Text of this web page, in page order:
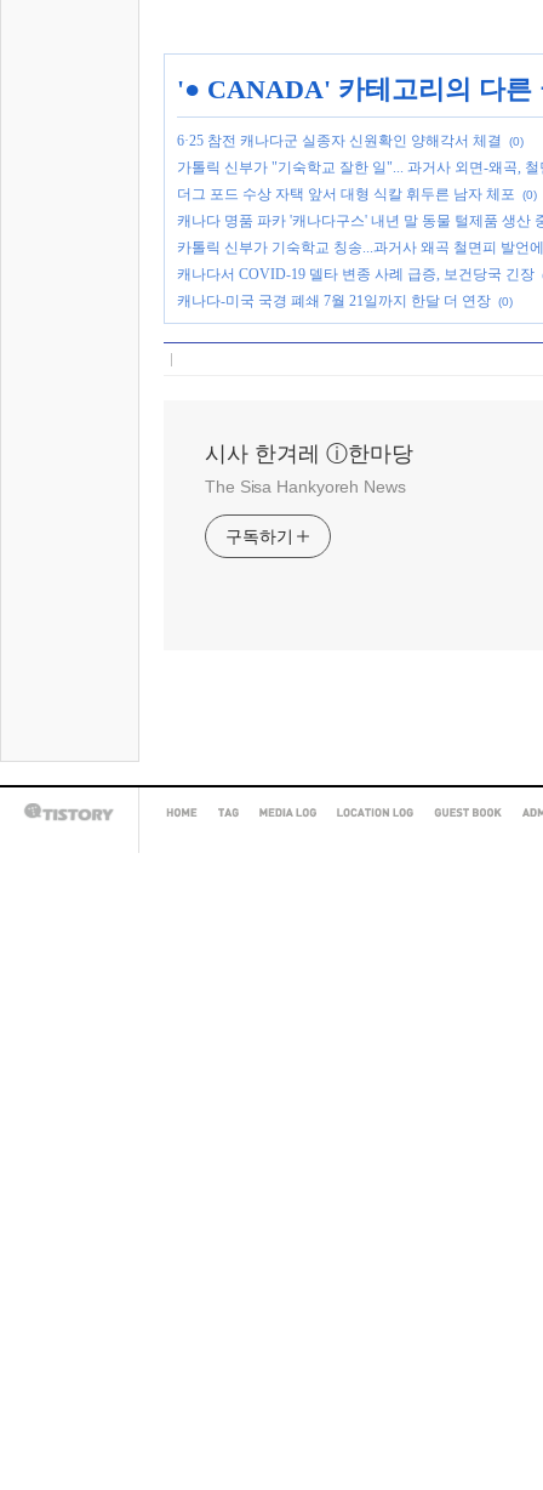
'● CANADA' 카테고리의 다른
6·25 참전 캐나다군 실종자 신원확인 양해각서 체결 (0)
가톨릭 신부가 "기숙학교 잘한 일"... 과거사 외면-왜곡,
더그 포드 수상 자택 앞서 대형 식칼 휘두른 남자 체포
(0)
캐나다 명품 파카 '캐나다구스' 내년 말 동물 털제품 생산
카톨릭 신부가 기숙학교 칭송...과거사 왜곡 철면피 발언
캐나다서 COVID-19 델타 변종 사례 급증, 보건당국 긴장
캐나다-미국 국경 폐쇄 7월 21일까지 한달 더 연장 (0)
시사 한겨레 ⓘ한마당
The Sisa Hankyoreh News
구독하기